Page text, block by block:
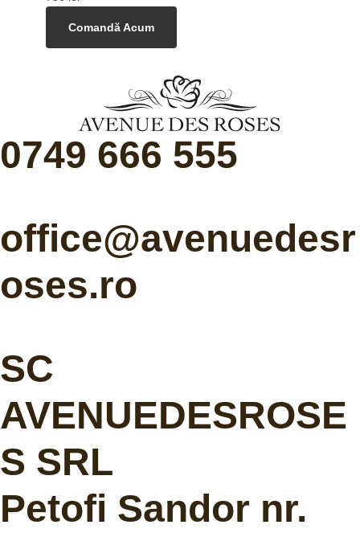
Comandă Acum
0749 666 555
office@avenuedesr
oses.ro
SC
AVENUEDESROSE
S SRL
Petofi Sandor nr.